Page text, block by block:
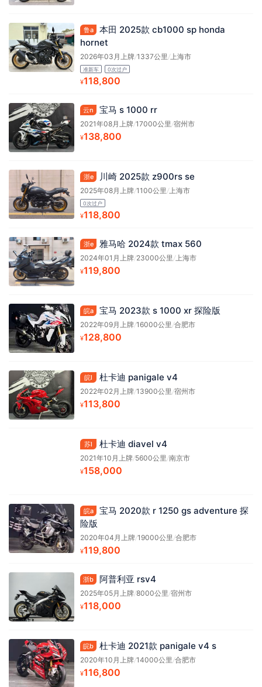
鲁a
本田 2025款 cb1000 sp honda
hornet
2026年03月上牌/1337公里/上海市
准新车 0次过户
¥118,800
云n 宝马 s 1000 rr
2021年08月上牌/17000公里/宿州市
¥138,800
浙e 川崎 2025款 z900rs se
2025年08月上牌/1100公里/上海市
0次过户
¥118,800
浙e 雅马哈 2024款 tmax 560
2024年01月上牌/23000公里/上海市
¥119,800
皖a 宝马 2023款 s 1000 xr 探险版
2022年09月上牌/16000公里/合肥市
¥128,800
皖l 杜卡迪 panigale v4
2022年02月上牌/13900公里/宿州市
¥113,800
苏l 杜卡迪 diavel v4
2021年10月上牌/5600公里/南京市
¥158,000
皖a
宝马 2020款 r 1250 gs adventure 探
险版
2020年04月上牌/19000公里/合肥市
¥119,800
浙b 阿普利亚 rsv4
2025年05月上牌/8000公里 /宿州市
¥118,000
皖b 杜卡迪 2021款 panigale v4 s
2020年10月上牌/14000公里 /合肥市
¥116,800